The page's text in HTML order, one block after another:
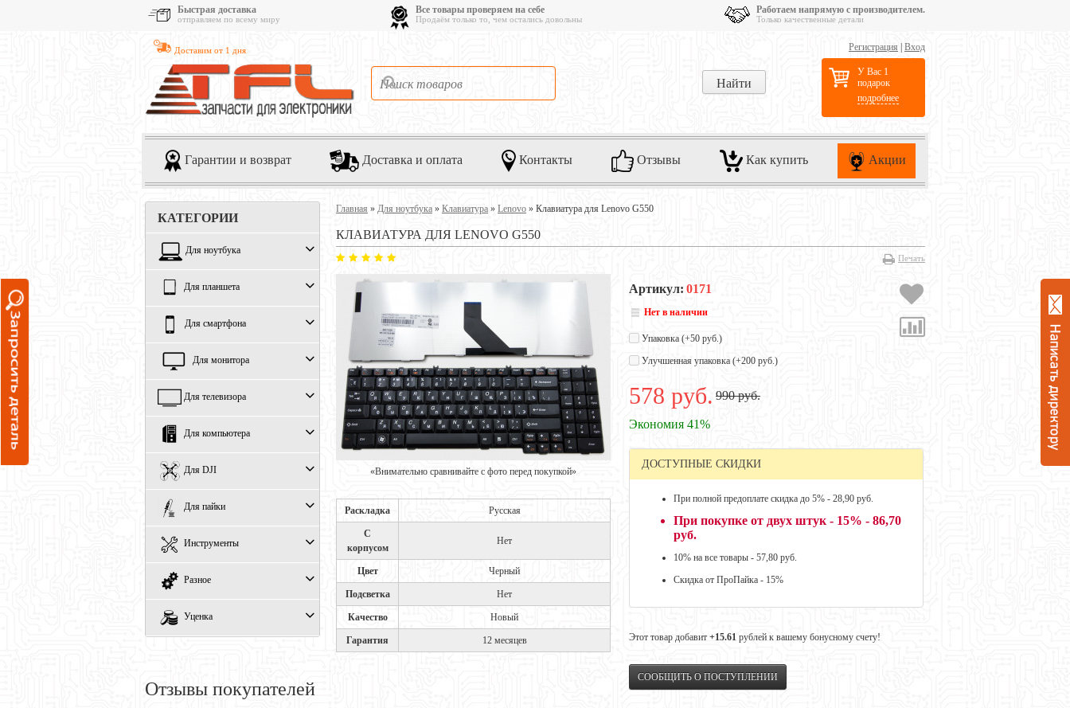
Быстрая доставка
отправляем по всему миру
Все товары проверяем на себе
Продаём только то, чем остались довольны
Работаем напрямую с производителем.
Только качественные детали
Доставим от 1 дня Регистрация Вход
У Вас 1
подарок
подробнее
Гарантии и возврат Доставка и оплата Контакты Отзывы Как купить Акции
КАТЕГОРИИ
Для ноутбука
Для планшета
Для смартфона
Для монитора
Для телевизора
Для компьютера
Для DJI
Для пайки
Инструменты
Разное
Уценка
Отзывы покупателей
Главная » Для ноутбука » Клавиатура » Lenovo » Клавиатура для Lenovo G550
КЛАВИАТУРА ДЛЯ LENOVO G550
Печать
«Внимательно сравнивайте с фото перед покупкой»
Раскладка Русская
С
корпусом
Нет
Цвет Черный
Подсветка Нет
Качество Новый
Гарантия 12 месяцев
Артикул: 0171
Нет в наличии
Упаковка (+50 руб.)
Улучшенная упаковка (+200 руб.)
578 руб. 990 руб.
Экономия 41%
ДОСТУПНЫЕ СКИДКИ
При полной предоплате скидка до 5% - 28,90 руб.
При покупке от двух штук - 15% - 86,70
руб.
10% на все товары - 57,80 руб.
Скидка от ПроПайка - 15%
Этот товар добавит +15.61 рублей к вашему бонусному счету!
СООБЩИТЬ О ПОСТУПЛЕНИИ